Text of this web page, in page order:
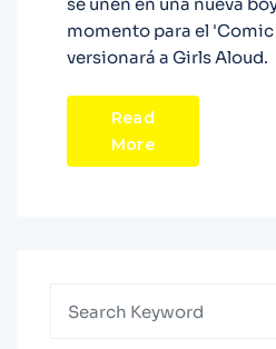
se unen en una nueva
momento para el
versionará a Girls Aloud.
Read
More